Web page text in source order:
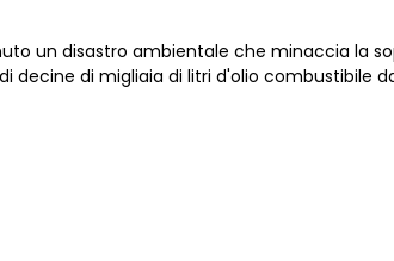
un disastro ambientale che minaccia la
decine di migliaia di litri d'olio combustibile